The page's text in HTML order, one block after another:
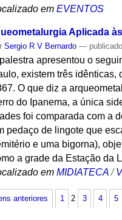
em EVENTOS
Aplicada
Sergio R V Bernardo — publicado
apresentou o
existem três idênticas,
O que diz a
do Ipanema, a única
foi comparada com a
pedaço de lingote que
e uma bigorna),
a grade da Estação da
em MIDIATECA /
anteriores 1 2 3 4 5